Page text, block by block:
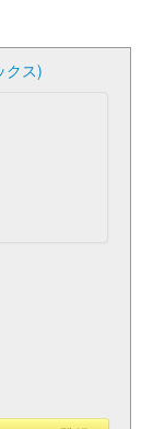
クス)